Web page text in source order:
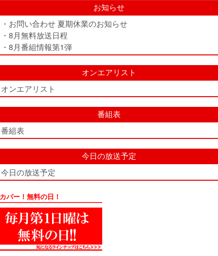
お知らせ
・お問い合わせ 夏期休業のお知らせ
・8月無料放送日程
・8月番組情報第1弾
オンエアリスト
オンエアリスト
番組表
番組表
今日の放送予定
今日の放送予定
パー！無料の日！